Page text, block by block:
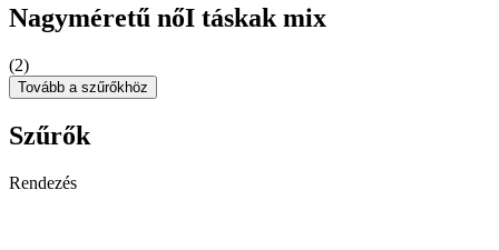
Nagyméretű nőI táskak mix
(2)
Tovább a szűrőkhöz
Szűrők
Rendezés